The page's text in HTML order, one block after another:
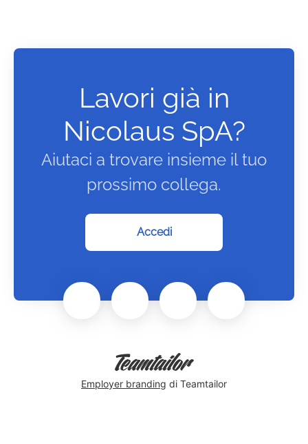
Lavori già in
Nicolaus SpA?
Aiutaci a trovare insieme il tuo
prossimo collega.
Accedi
Employer branding di Teamtailor